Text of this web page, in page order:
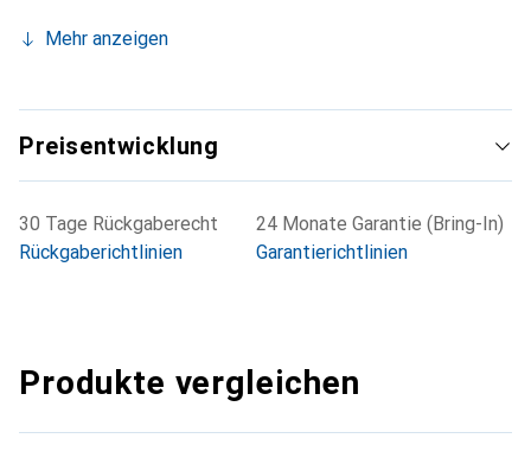
Mehr anzeigen
Preisentwicklung
30 Tage Rückgaberecht
Rückgaberichtlinien
24 Monate Garantie (Bring-In)
Garantierichtlinien
Produkte vergleichen